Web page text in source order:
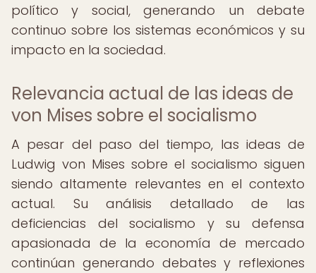
político y social, generando un debate
continuo sobre los sistemas económicos y su
impacto en la sociedad.
Relevancia actual de las ideas de
von Mises sobre el socialismo
A pesar del paso del tiempo, las ideas de
Ludwig von Mises sobre el socialismo siguen
siendo altamente relevantes en el contexto
actual. Su análisis detallado de las
deficiencias del socialismo y su defensa
apasionada de la economía de mercado
continúan generando debates y reflexiones